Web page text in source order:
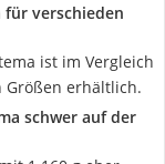
für verschieden
ist im Vergleich
erhältlich.
schwer auf der